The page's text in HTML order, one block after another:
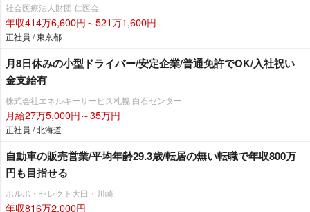
社会医療法人財団 仁医会
年収414万6,600円～521万1,600円
正社員 / 東京都
月8日休みの小型ドライバー/安定企業/普通免許でOK/入社祝い
金支給有
株式会社エネルギーサービス札幌 白石センター
月給27万5,000円～35万円
正社員 / 北海道
自動車の販売営業/平均年齢29.3歳/転居の無い転職で年収800万
円も目指せる
ボルボ・セレクト大田・川崎
年収816万2,000円